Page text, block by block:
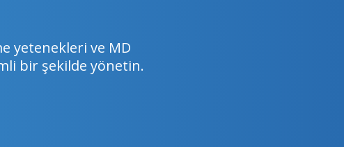
yetenekleri ve MD
bir şekilde yönetin.